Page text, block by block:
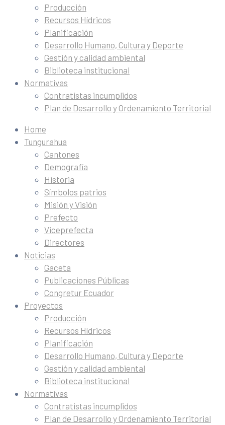
Producción
Recursos Hídricos
Planificación
Desarrollo Humano, Cultura y Deporte
Gestión y calidad ambiental
Biblioteca institucional
Normativas
Contratistas incumplidos
Plan de Desarrollo y Ordenamiento Territorial
Home
Tungurahua
Cantones
Demografía
Historia
Símbolos patrios
Misión y Visión
Prefecto
Viceprefecta
Directores
Noticias
Gaceta
Publicaciones Públicas
Congretur Ecuador
Proyectos
Producción
Recursos Hídricos
Planificación
Desarrollo Humano, Cultura y Deporte
Gestión y calidad ambiental
Biblioteca institucional
Normativas
Contratistas incumplidos
Plan de Desarrollo y Ordenamiento Territorial